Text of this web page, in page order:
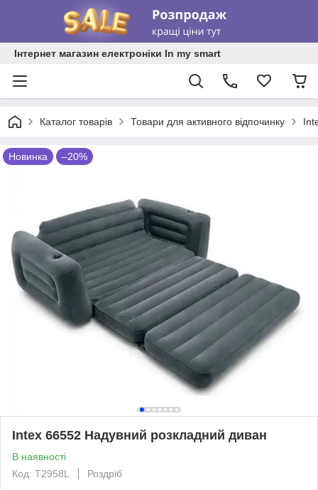
Інтернет магазин електроніки In my smart
Каталог товарів Товари для активного відпочинку
Новинка –20%
Intex 66552 Надувний розкладний диван
В наявності
Код: T2958L
Роздріб